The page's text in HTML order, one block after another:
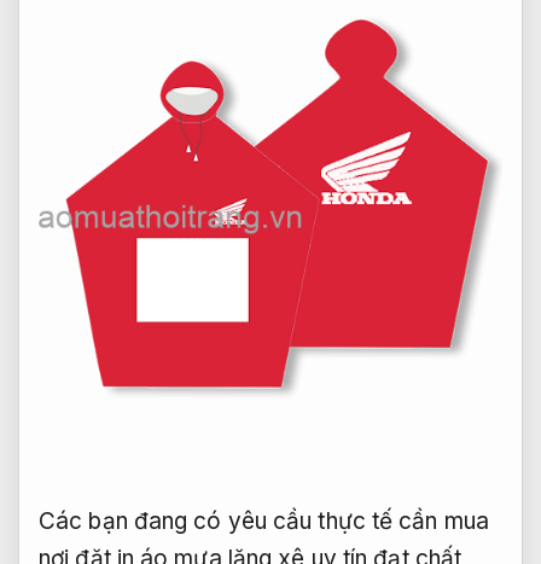
Các bạn đang có yêu cầu thực tế cần mua